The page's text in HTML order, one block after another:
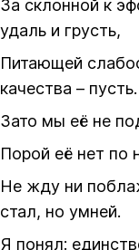
За склонной к
удаль и грусть,
Питающей
качества – пусть.
Зато мы её не
Порой её нет по
Не жду ни
стал, но умней.
Я понял: